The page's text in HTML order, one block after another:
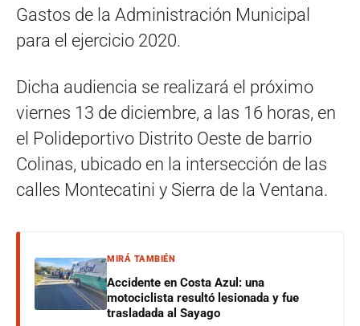
Gastos de la Administración Municipal
para el ejercicio 2020.
Dicha audiencia se realizará el próximo
viernes 13 de diciembre, a las 16 horas, en
el Polideportivo Distrito Oeste de barrio
Colinas, ubicado en la intersección de las
calles Montecatini y Sierra de la Ventana.
MIRÁ TAMBIÉN
Accidente en Costa Azul: una
motociclista resultó lesionada y fue
trasladada al Sayago